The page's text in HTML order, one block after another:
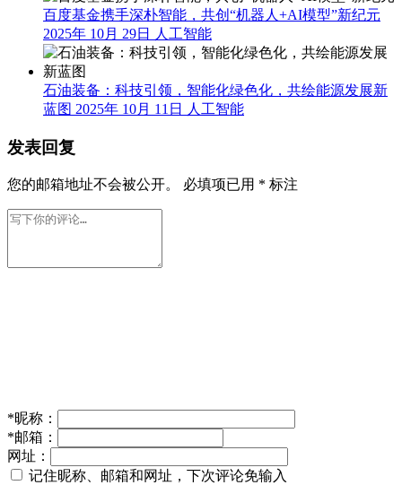
百度基金携手深朴智能，共创“机器人+AI模型”新纪元
2025年 10月 29日
人工智能
石油装备：科技引领，智能化绿色化，共绘能源发展新
蓝图 2025年 10月 11日 人工智能
发表回复
您的邮箱地址不会被公开。 必填项已用 * 标注
*昵称：
*邮箱：
网址：
记住昵称、邮箱和网址，下次评论免输入